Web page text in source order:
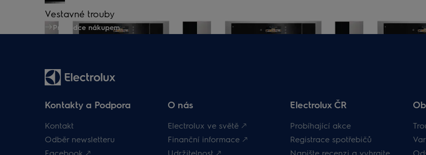
Vestavné trouby
Průvodce nákupem
Kontakty a Podpora
Kontakt
Odběr newsletteru
Facebook 🡕
O nás
Electrolux ve světě 🡕
Finanční informace 🡕
Udržitelnost 🡕
Electrolux ČR
Probíhající akce
Registrace spotřebičů
Napište recenzi a vyhrajte